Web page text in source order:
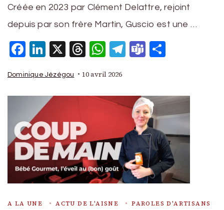
Créée en 2023 par Clément Delattre, rejoint
depuis par son frère Martin, Guscio est une …
Facebook
LinkedIn
X Threads
WhatsApp
Telegram
Teams
Dominique Jézégou 10 avril 2026
A LA UNE ACTU DE L'AISNE PAROLES D'ARTISANS